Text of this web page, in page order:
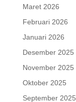
Maret 2026
Februari 2026
Januari 2026
Desember 2025
November 2025
Oktober 2025
September 2025